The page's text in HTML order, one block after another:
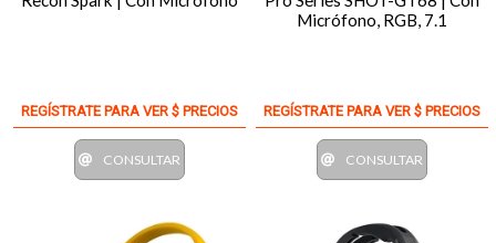
REGÍSTRATE PARA VER $ PRECIOS
CONSULTAR
Micrófono, RGB, 7.1
REGÍSTRATE PARA VER $ PRECIOS
CONSULTAR